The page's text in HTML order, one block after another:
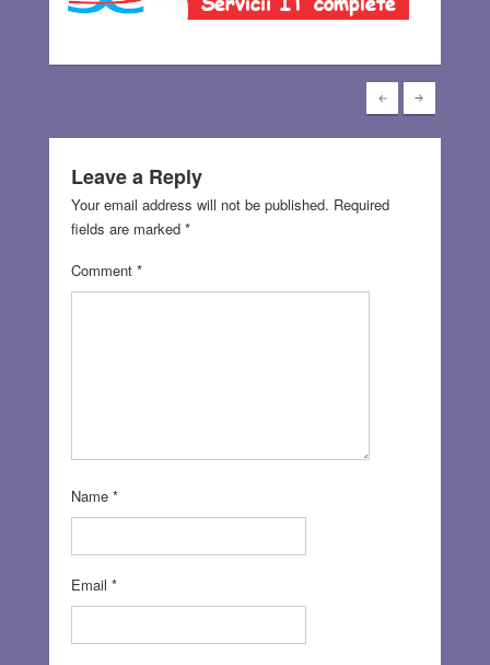
Leave a Reply
Your email address will not be published. Required
fields are marked *
Comment *
Name *
Email *